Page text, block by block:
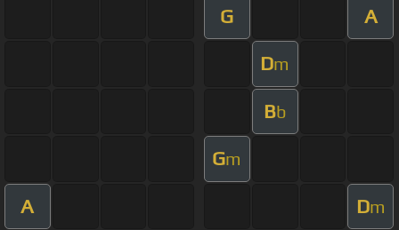
G A
Dm
Bb
Gm
A Dm